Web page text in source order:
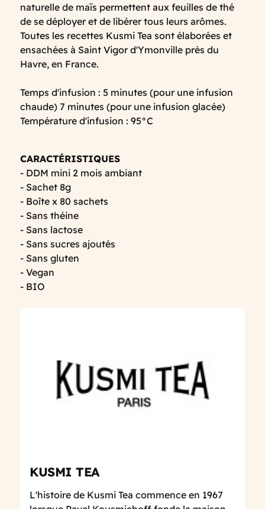
naturelle de maïs permettent aux feuilles de thé
de se déployer et de libérer tous leurs arômes.
Toutes les recettes Kusmi Tea sont élaborées et
ensachées à Saint Vigor d'Ymonville près du
Havre, en France.
Temps d'infusion : 5 minutes (pour une infusion
chaude) 7 minutes (pour une infusion glacée)
Température d'infusion : 95°C
CARACTÉRISTIQUES
- DDM mini 2 mois ambiant
- Sachet 8g
- Boîte x 80 sachets
- Sans théine
- Sans lactose
- Sans sucres ajoutés
- Sans gluten
- Vegan
- BIO
KUSMI TEA
L'histoire de Kusmi Tea commence en 1967